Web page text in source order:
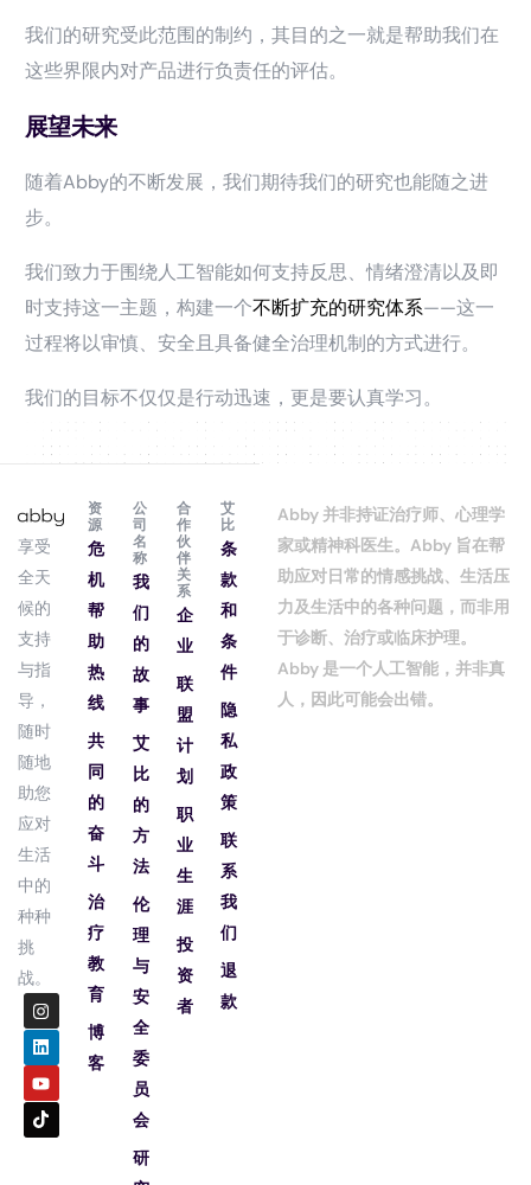
我们的研究受此范围的制约，其目的之一就是帮助我们在
这些界限内对产品进行负责任的评估。
展望未来
随着Abby的不断发展，我们期待我们的研究也能随之进
步。
我们致力于围绕人工智能如何支持反思、情绪澄清以及即
时支持这一主题，构建一个不断扩充的研究体系——这一
过程将以审慎、安全且具备健全治理机制的方式进行。
我们的目标不仅仅是行动迅速，更是要认真学习。
享受
全天
候的
支持
与指
导，
随时
随地
助您
应对
生活
中的
种种
挑
战。
资
源
危
机
帮
助
热
线
共
同
的
奋
斗
治
疗
教
育
博
客
公
司
名
称
我
们
的
故
事
艾
比
的
方
法
伦
理
与
安
全
委
员
会
研
合
作
伙
伴
关
系
企
业
联
盟
计
划
职
业
生
涯
投
资
者
艾
比
条
款
和
条
件
隐
私
政
策
联
系
我
们
退
款
Abby 并非持证治疗师、心理学
家或精神科医生。Abby 旨在帮
助应对日常的情感挑战、生活压
力及生活中的各种问题，而非用
于诊断、治疗或临床护理。
Abby 是一个人工智能，并非真
人，因此可能会出错。